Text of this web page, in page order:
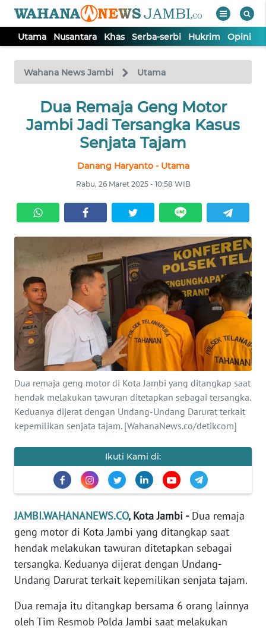
Utama Nusantara Khas Serba-serbi Hukrim Opini
Wahana News Jambi Utama
Dua Remaja Geng Motor
Jambi Jadi Tersangka Kasus
Senjata Tajam
Danang Haryanto - Utama
Rabu, 26 Maret 2025 - 10:58 WIB
Dua remaja geng motor di Kota Jambi yang ditangkap saat
hendak melakukan tawuran ditetapkan sebagai tersangka.
Keduanya dijerat dengan Undang-Undang Darurat terkait
kepemilikan senjata tajam. [WahanaNews.co/detikcom]
Ikuti Kami di:
JAMBI.WAHANANEWS.CO, Kota Jambi -Dua remaja
geng motor di Kota Jambi yang ditangkap saat
hendak melakukan tawuran ditetapkan sebagai
tersangka. Keduanya dijerat dengan Undang-
Undang Darurat terkait kepemilikan senjata tajam.
Dua remaja itu ditangkap bersama 6 orang lainnya
oleh Tim Resmob Polda Jambi saat melakukan
TV
Tutup
UTAMA
SERBA-
SERBI
OPINI
PERISTIWA
Informasi
BERITA
KONTAK
KAMI
INFO
KAMI
PEDOMAN
MEDIA
SIBER
REDAKSI